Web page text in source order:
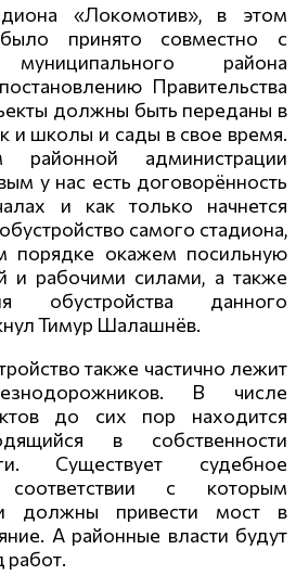
«Локомотив», в этом
принято совместно с
муниципального района
Правительства
должны быть переданы в
и школы и сады в свое время.
районной администрации
у нас есть договорённость
и как только начнется
самого стадиона,
порядке окажем посильную
и рабочими силами, а также
обустройства данного
Тимур Шалашнёв.
также частично лежит
в. В числе
до сих пор находится
в собственности
Существует судебное
с которым
должны привести мост в
А районные власти будут
работ.